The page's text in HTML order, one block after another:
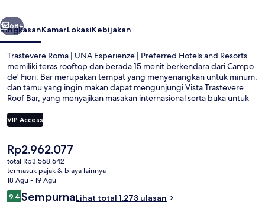
|
Preferred
Hotels
and
Resorts
Berikutnya
68+
RingkasanKamarLokasiKebijakan
Trastevere Roma | UNA Esperienze | Preferred Hotels and Resorts
memiliki teras rooftop dan berada 15 menit berkendara dari Campo
de' Fiori. Bar merupakan tempat yang menyenangkan untuk minum,
dan tamu yang ingin makan dapat mengunjungi Vista Trastevere
Roof Bar, yang menyajikan masakan internasional serta buka untuk
toko roti/camilan dan taman. Staf dan kondisi keseluruhan
mendapatkan nilai yang bagus dari para traveler. Transportasi umum
Istruzione berjarak 3 menit dan Induno Halte Tram berjarak 4 menit.
VIP Access
Harga
saat
ini
Rp2.962.077
Rp2.962.077
total Rp3.568.642
termasuk pajak & biaya lainnya
18 Agu - 19 Agu
Ulasan
9,49,4 dari 10
SempurnaLihat total 1.273 ulasan